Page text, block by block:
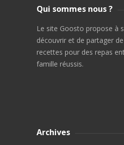
Qui sommes nous ?
Le site Goosto propose à
découvrir et de partager
recettes pour des repas
famille réussis.
Archives